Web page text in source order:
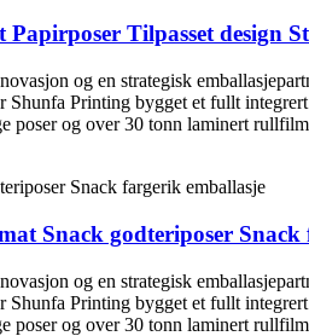
Tilpasset design
og en strategisk
Printing bygget et fullt
poser og over 30 tonn laminert
Snack godteriposer Snack
og en strategisk
Printing bygget et fullt
poser og over 30 tonn laminert